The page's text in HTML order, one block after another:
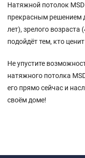
Натяжной потолок
прекрасным решением
лет), зрелого
подойдёт тем, кто
Не упустите
натяжного потолка
его прямо сейчас и
своём доме!